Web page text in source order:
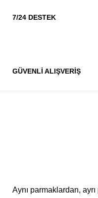
7/24 DESTEK
GÜVENLİ ALIŞVERİŞ
Aynı parmaklardan,